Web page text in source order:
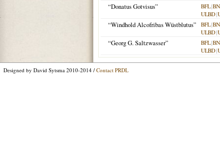
“Donatus Gotvisus” BFL|
ULBD|
“Windhold Alcofribas Wüstblutus” BFL|
ULBD|
“Georg G. Saltzwasser” BFL|
ULBD|
Designed by David Sytsma 2010-2014 / Contact PRDL